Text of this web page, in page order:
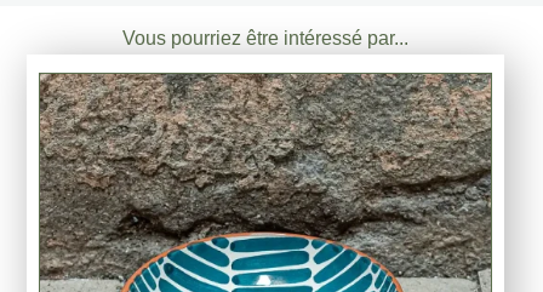
Vous pourriez être intéressé par...